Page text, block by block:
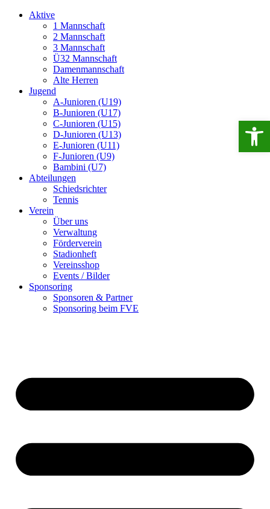
Aktive
1 Mannschaft
2 Mannschaft
3 Mannschaft
Ü32 Mannschaft
Damenmannschaft
Alte Herren
Jugend
A-Junioren (U19)
B-Junioren (U17)
C-Junioren (U15)
D-Junioren (U13)
E-Junioren (U11)
F-Junioren (U9)
Bambini (U7)
Abteilungen
Schiedsrichter
Tennis
Verein
Über uns
Verwaltung
Förderverein
Stadionheft
Vereinsshop
Events / Bilder
Sponsoring
Sponsoren & Partner
Sponsoring beim FVE